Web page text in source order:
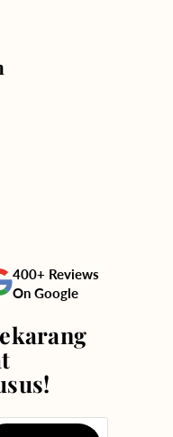
400+ Reviews
On Google